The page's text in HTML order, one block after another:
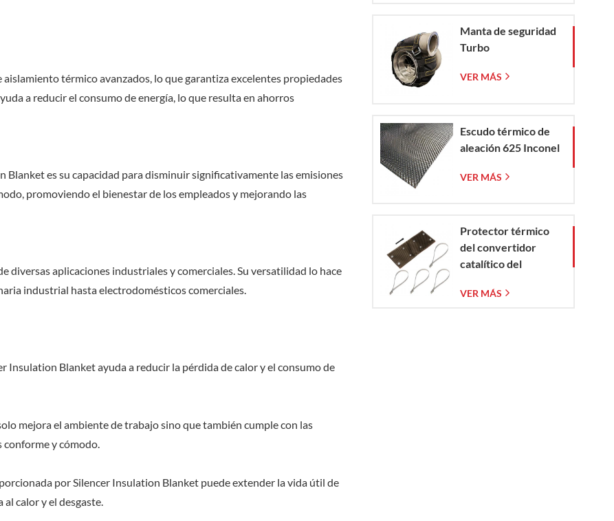
térmico avanzados, lo que garantiza excelentes propiedades
a reducir el consumo de energía, lo que resulta en ahorros
Blanket es su capacidad para disminuir significativamente las emisiones
promoviendo el bienestar de los empleados y mejorando las
diversas aplicaciones industriales y comerciales. Su versatilidad lo hace
industrial hasta electrodomésticos comerciales.
Insulation Blanket ayuda a reducir la pérdida de calor y el consumo de
mejora el ambiente de trabajo sino que también cumple con las
conforme y cómodo.
por Silencer Insulation Blanket puede extender la vida útil de
calor y el desgaste.
y automóviles
Manta de seguridad
Turbo
VER MÁS
Escudo térmico de
aleación 625 Inconel
VER MÁS
Protector térmico
del convertidor
catalítico del
2019
VER MÁS